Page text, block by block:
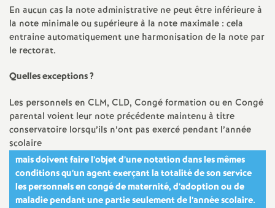
En aucun cas la note administrative ne peut être inférieure à
la note minimale ou supérieure à la note maximale : cela
entraine automatiquement une harmonisation de la note par
le rectorat.
Quelles exceptions?
Les personnels en CLM, CLD, Congé formation ou en Congé
parental voient leur note précédente maintenu à titre
conservatoire lorsqu’ils n’ont pas exercé pendant l’année
scolaire
mais doivent faire l’objet d’une notation dans les mêmes
conditions qu’un agent exerçant la totalité de son service
les personnels en congé de maternité, d’adoption ou de
maladie pendant une partie seulement de l’année scolaire.